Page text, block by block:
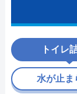
トイレ
水が止ま